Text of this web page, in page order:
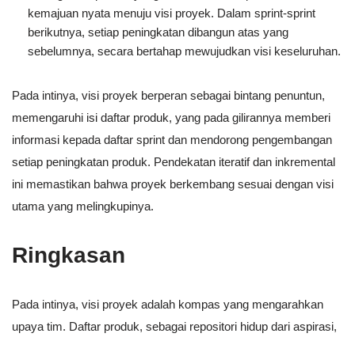
kemajuan nyata menuju visi proyek. Dalam sprint-sprint
berikutnya, setiap peningkatan dibangun atas yang
sebelumnya, secara bertahap mewujudkan visi keseluruhan.
Pada intinya, visi proyek berperan sebagai bintang penuntun,
memengaruhi isi daftar produk, yang pada gilirannya memberi
informasi kepada daftar sprint dan mendorong pengembangan
setiap peningkatan produk. Pendekatan iteratif dan inkremental
ini memastikan bahwa proyek berkembang sesuai dengan visi
utama yang melingkupinya.
Ringkasan
Pada intinya, visi proyek adalah kompas yang mengarahkan
upaya tim. Daftar produk, sebagai repositori hidup dari aspirasi,